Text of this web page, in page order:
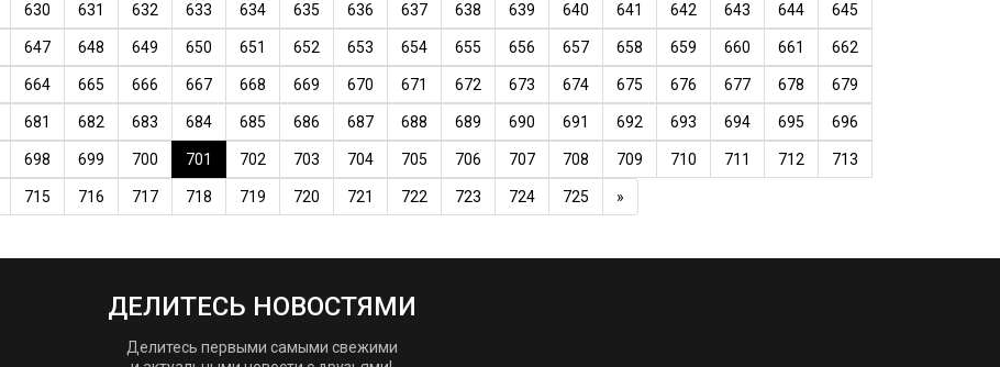
630 631 632 633 634 635 636 637 638 639 640 641 642 643 644 645
647 648 649 650 651 652 653 654 655 656 657 658 659 660 661 662
664 665 666 667 668 669 670 671 672 673 674 675 676 677 678 679
681 682 683 684 685 686 687 688 689 690 691 692 693 694 695 696
698 699 700 701 702 703 704 705 706 707 708 709 710 711 712 713
715 716 717 718 719 720 721 722 723 724 725 »
ДЕЛИТЕСЬ НОВОСТЯМИ
Делитесь первыми самыми свежими